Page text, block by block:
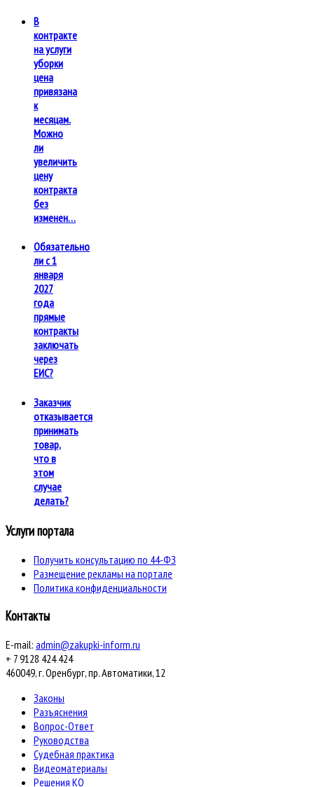
В
контракте
на услуги
уборки
цена
привязана
к
месяцам.
Можно
ли
увеличить
цену
контракта
без
изменен…
Обязательно
ли с 1
января
2027
года
прямые
контракты
заключать
через
ЕИС?
Заказчик
отказывается
принимать
товар,
что в
этом
случае
делать?
Услуги портала
Получить консультацию по 44-ФЗ
Размещение рекламы на портале
Политика конфиденциальности
Контакты
E-mail: admin@zakupki-inform.ru
+ 7 9128 424 424
460049, г. Оренбург, пр. Автоматики, 12
Законы
Разъяснения
Вопрос-Ответ
Руководства
Судебная практика
Видеоматериалы
Решения КО